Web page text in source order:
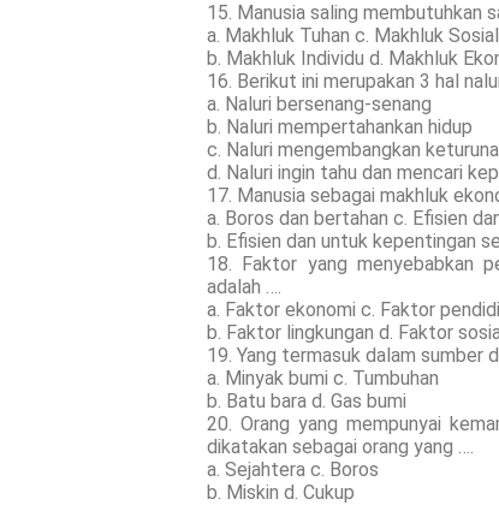
15. Manusia saling membutuhkan
a. Makhluk Tuhan c. Makhluk Sosial
b. Makhluk Individu d. Makhluk
16. Berikut ini merupakan 3 hal
a. Naluri bersenang-senang
b. Naluri mempertahankan hidup
c. Naluri mengembangkan
d. Naluri ingin tahu dan mencari
17. Manusia sebagai makhluk
a. Boros dan bertahan c. Efisien
b. Efisien dan untuk kepentingan
18. Faktor yang menyebabkan
adalah ….
a. Faktor ekonomi c. Faktor
b. Faktor lingkungan d. Faktor
19. Yang termasuk dalam sumber
a. Minyak bumi c. Tumbuhan
b. Batu bara d. Gas bumi
20. Orang yang mempunyai
dikatakan sebagai orang yang ….
a. Sejahtera c. Boros
b. Miskin d. Cukup